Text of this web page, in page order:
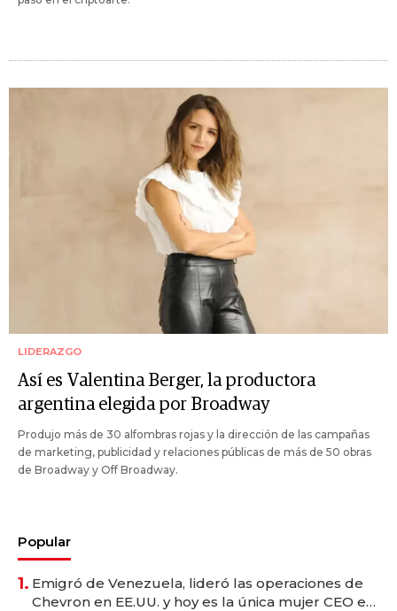
LIDERAZGO
Así es Valentina Berger, la productora
argentina elegida por Broadway
Produjo más de 30 alfombras rojas y la dirección de las campañas
de marketing, publicidad y relaciones públicas de más de 50 obras
de Broadway y Off Broadway.
Popular
1. Emigró de Venezuela, lideró las operaciones de
Chevron en EE.UU. y hoy es la única mujer CEO en